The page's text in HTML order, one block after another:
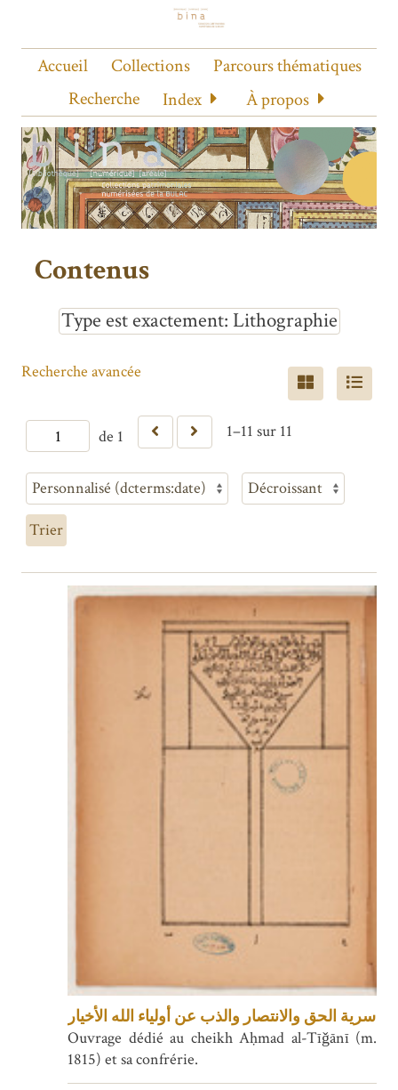
Accueil Collections
Parcours thématiques
Recherche
Index À propos
Contenus
Type est exactement Lithographie
de 1 1–11 sur 11
Recherche avancée
Trier
سرية الحق والانتصار والذب عن أولياء الله الأخيار
Ouvrage dédié au cheikh Aḥmad al-Tīǧānī (m.
1815) et sa confrérie.